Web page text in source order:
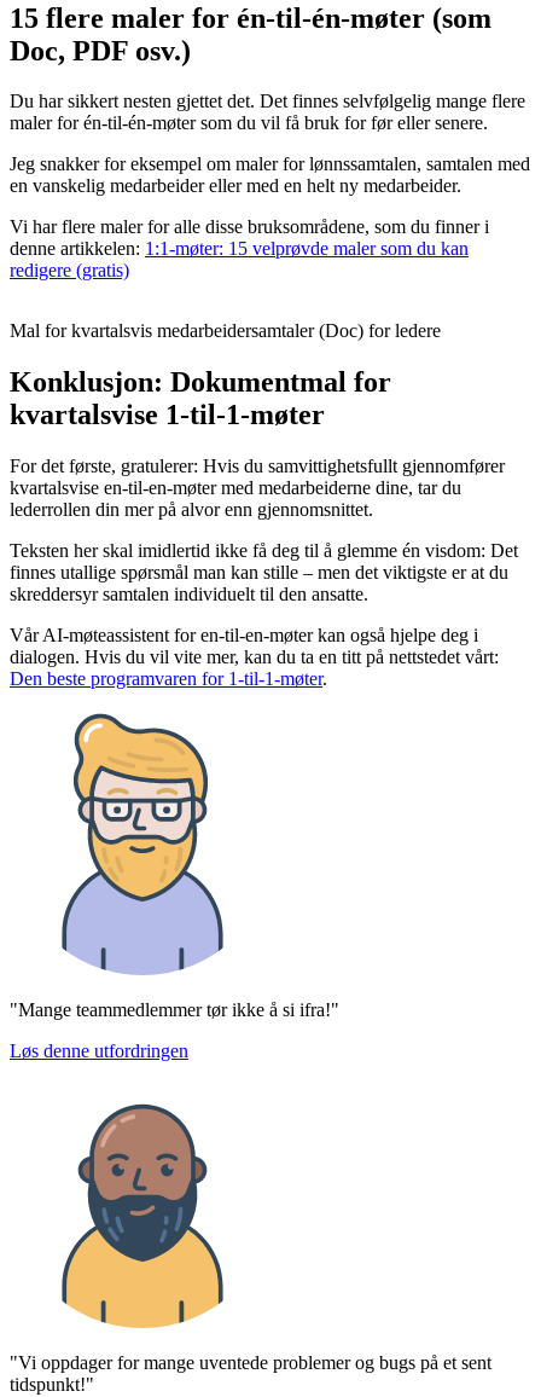
15 flere maler for én-til-én-møter (som
Doc, PDF osv.)
Du har sikkert nesten gjettet det. Det finnes selvfølgelig mange flere
maler for én-til-én-møter som du vil få bruk for før eller senere.
Jeg snakker for eksempel om maler for lønnssamtalen, samtalen med
en vanskelig medarbeider eller med en helt ny medarbeider.
Vi har flere maler for alle disse bruksområdene, som du finner i
denne artikkelen: 1:1-møter: 15 velprøvde maler som du kan
redigere (gratis)
Mal for kvartalsvis medarbeidersamtaler (Doc) for ledere
Konklusjon: Dokumentmal for
kvartalsvise 1-til-1-møter
For det første, gratulerer: Hvis du samvittighetsfullt gjennomfører
kvartalsvise en-til-en-møter med medarbeiderne dine, tar du
lederrollen din mer på alvor enn gjennomsnittet.
Teksten her skal imidlertid ikke få deg til å glemme én visdom: Det
finnes utallige spørsmål man kan stille – men det viktigste er at du
skreddersyr samtalen individuelt til den ansatte.
Vår AI-møteassistent for en-til-en-møter kan også hjelpe deg i
dialogen. Hvis du vil vite mer, kan du ta en titt på nettstedet vårt:
Den beste programvaren for 1-til-1-møter.
"Mange teammedlemmer tør ikke å si ifra!"
Løs denne utfordringen
"Vi oppdager for mange uventede problemer og bugs på et sent
tidspunkt!"